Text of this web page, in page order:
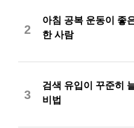
2
아침 공복 운동이 좋
한 사람
3
검색 유입이 꾸준히
비법